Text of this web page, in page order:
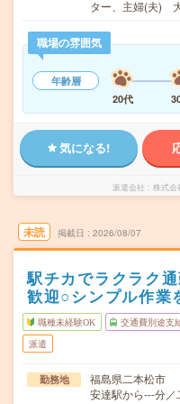
ター、主婦(夫)
職場の雰囲気
年齢層
20代
気になる!
派遣会社 株式
未読 掲載日 2026/08/07
駅チカでラクラク
歓迎○シンプル作業
職種未経験OK 交通費別途支
派遣
勤務地
福島県二本松市
安達駅から---分